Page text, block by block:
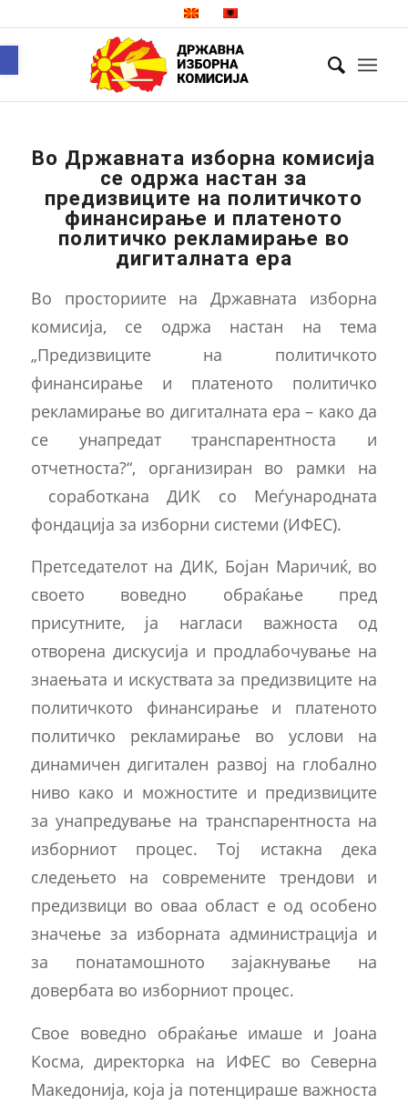
Во Државната изборна комисија
се одржа настан за
предизвиците на политичкото
финансирање и платеното
политичко рекламирање во
дигиталната ера
Во просториите на Државната изборна
комисија, се одржа настан на тема
„Предизвиците на политичкото
финансирање и платеното политичко
рекламирање во дигиталната ера – како да
се унапредат транспарентноста и
отчетноста?“, организиран во рамки на
соработкана ДИК со Меѓународната
фондација за изборни системи (ИФЕС).
Претседателот на ДИК, Бојан Маричиќ, во
своето воведно обраќање пред
присутните, ја нагласи важноста од
отворена дискусија и продлабочување на
знаењата и искуствата за предизвиците на
политичкото финансирање и платеното
политичко рекламирање во услови на
динамичен дигитален развој на глобално
ниво како и можностите и предизвиците
за унапредување на транспарентноста на
изборниот процес. Тој истакна дека
следењето на современите трендови и
предизвици во оваа област е од особено
значење за изборната администрација и
за понатамошното зајакнување на
довербата во изборниот процес.
Свое воведно обраќање имаше и Јоана
Косма, директорка на ИФЕС во Северна
Македонија, која ја потенцираше важноста
Open toolbar